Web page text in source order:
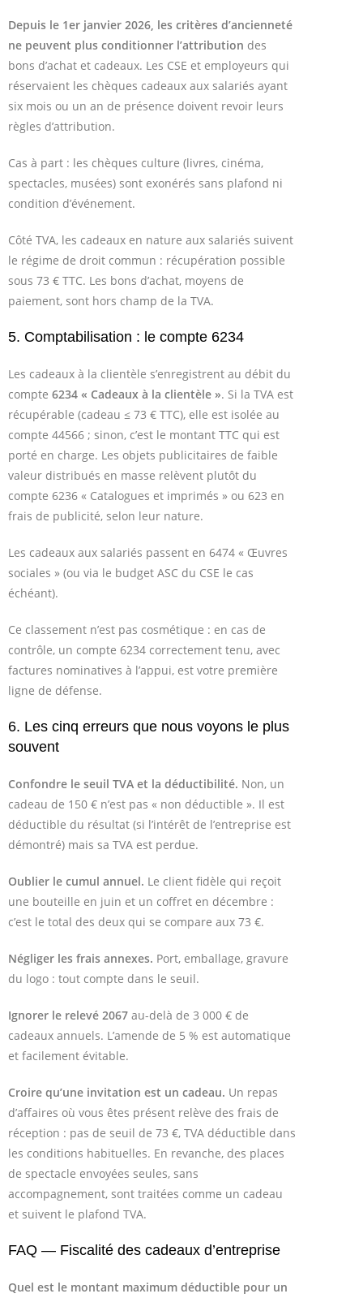
Depuis le 1er janvier 2026, les critères d’ancienneté
ne peuvent plus conditionner l’attribution des
bons d’achat et cadeaux. Les CSE et employeurs qui
réservaient les chèques cadeaux aux salariés ayant
six mois ou un an de présence doivent revoir leurs
règles d’attribution.
Cas à part : les chèques culture (livres, cinéma,
spectacles, musées) sont exonérés sans plafond ni
condition d’événement.
Côté TVA, les cadeaux en nature aux salariés suivent
le régime de droit commun : récupération possible
sous 73 € TTC. Les bons d’achat, moyens de
paiement, sont hors champ de la TVA.
5. Comptabilisation : le compte 6234
Les cadeaux à la clientèle s’enregistrent au débit du
compte 6234 « Cadeaux à la clientèle ». Si la TVA est
récupérable (cadeau ≤ 73 € TTC), elle est isolée au
compte 44566 ; sinon, c’est le montant TTC qui est
porté en charge. Les objets publicitaires de faible
valeur distribués en masse relèvent plutôt du
compte 6236 « Catalogues et imprimés » ou 623 en
frais de publicité, selon leur nature.
Les cadeaux aux salariés passent en 6474 « Œuvres
sociales » (ou via le budget ASC du CSE le cas
échéant).
Ce classement n’est pas cosmétique : en cas de
contrôle, un compte 6234 correctement tenu, avec
factures nominatives à l’appui, est votre première
ligne de défense.
6. Les cinq erreurs que nous voyons le plus
souvent
Confondre le seuil TVA et la déductibilité. Non, un
cadeau de 150 € n’est pas « non déductible ». Il est
déductible du résultat (si l’intérêt de l’entreprise est
démontré) mais sa TVA est perdue.
Oublier le cumul annuel. Le client fidèle qui reçoit
une bouteille en juin et un coffret en décembre :
c’est le total des deux qui se compare aux 73 €.
Négliger les frais annexes. Port, emballage, gravure
du logo : tout compte dans le seuil.
Ignorer le relevé 2067 au-delà de 3 000 € de
cadeaux annuels. L’amende de 5 % est automatique
et facilement évitable.
Croire qu’une invitation est un cadeau. Un repas
d’affaires où vous êtes présent relève des frais de
réception : pas de seuil de 73 €, TVA déductible dans
les conditions habituelles. En revanche, des places
de spectacle envoyées seules, sans
accompagnement, sont traitées comme un cadeau
et suivent le plafond TVA.
FAQ — Fiscalité des cadeaux d’entreprise
Quel est le montant maximum déductible pour un